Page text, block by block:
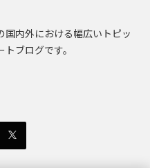
内外における幅広いトピッ
ブログです。